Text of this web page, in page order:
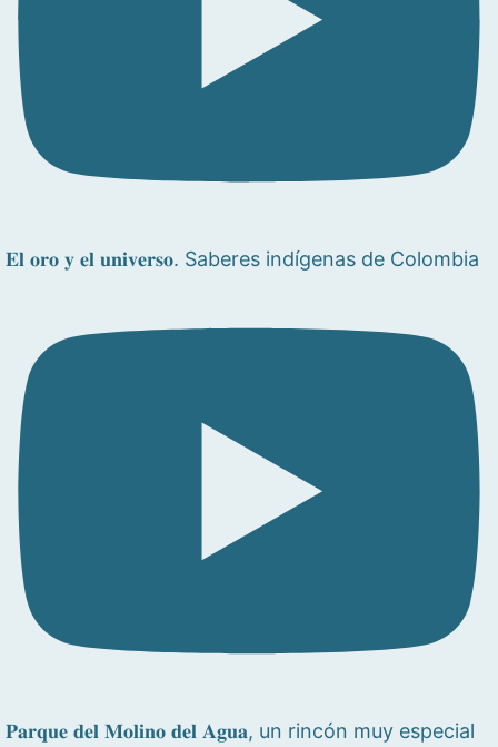
𝐄𝐥 𝐨𝐫𝐨 𝐲 𝐞𝐥 𝐮𝐧𝐢𝐯𝐞𝐫𝐬𝐨. Saberes indígenas de Colombia
𝐏𝐚𝐫𝐪𝐮𝐞 𝐝𝐞𝐥 𝐌𝐨𝐥𝐢𝐧𝐨 𝐝𝐞𝐥 𝐀𝐠𝐮𝐚, un rincón muy especial